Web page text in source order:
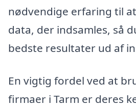
nødvendige erfaring til
data, der indsamles, så
bedste resultater ud af
En vigtig fordel ved at
firmaer i Tarm er deres